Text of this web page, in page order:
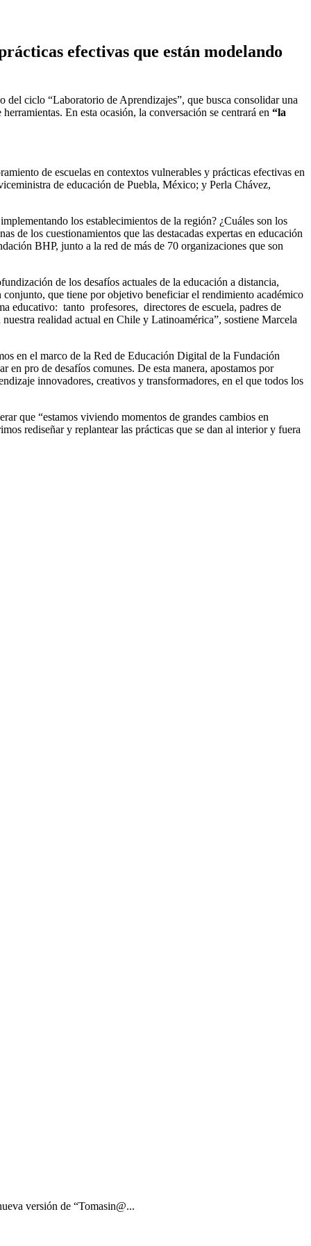
efectivas que están modelando
ciclo “Laboratorio de Aprendizajes”, que busca consolidar una
En esta ocasión, la conversación se centrará en “la
de escuelas en contextos vulnerables y prácticas efectivas en
de educación de Puebla, México; y Perla Chávez,
los establecimientos de la región? ¿Cuáles son los
de los cuestionamientos que las destacadas expertas en educación
BHP, junto a la red de más de 70 organizaciones que son
de los desafíos actuales de la educación a distancia,
que tiene por objetivo beneficiar el rendimiento académico
educativo: tanto profesores, directores de escuela, padres de
realidad actual en Chile y Latinoamérica”, sostiene Marcela
en el marco de la Red de Educación Digital de la Fundación
pro de desafíos comunes. De esta manera, apostamos por
innovadores, creativos y transformadores, en el que todos los
que “estamos viviendo momentos de grandes cambios en
rediseñar y replantear las prácticas que se dan al interior y fuera
versión de “Tomasin@...